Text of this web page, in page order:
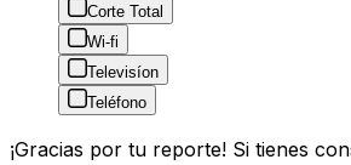
Corte Total
Wi-fi
Televisíon
Teléfono
¡Gracias por tu reporte! Si tienes